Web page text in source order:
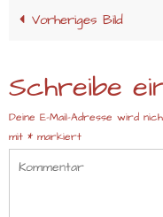
Vorheriges Bild
Schreibe
Deine E-Mail-Adresse wird
mit * markiert